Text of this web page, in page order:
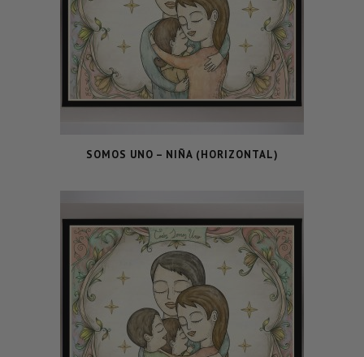
SOMOS UNO – NIÑA (HORIZONTAL)